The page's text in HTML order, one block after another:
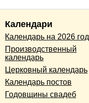
Календари
Календарь на 2026 год
Производственный
календарь
Церковный календарь
Календарь постов
Годовщины свадеб